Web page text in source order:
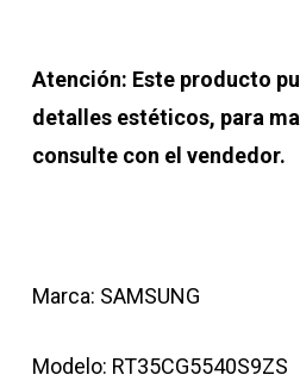
Atención: Este producto
detalles estéticos, para
consulte con el vendedor.
Marca: SAMSUNG
Modelo: RT35CG5540S9ZS